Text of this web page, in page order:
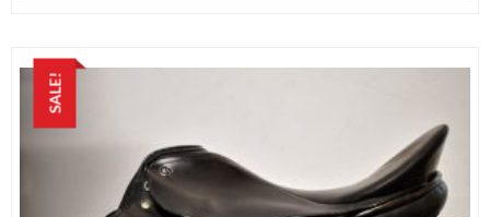
SALE!